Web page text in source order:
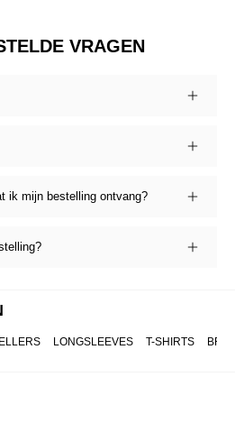
VRAGEN
ik mijn bestelling ontvang?
LONGSLEEVES T-SHIRTS